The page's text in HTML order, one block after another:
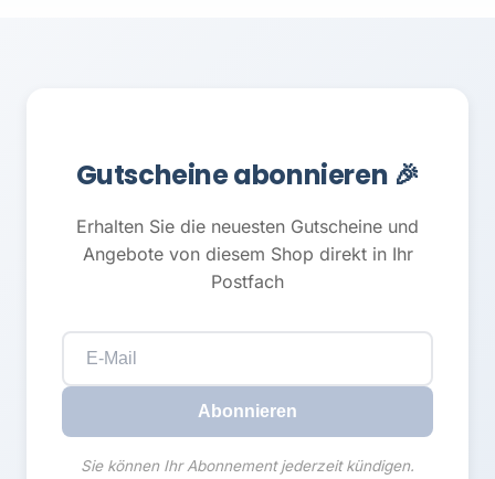
Gutscheine abonnieren 🎉
Erhalten Sie die neuesten Gutscheine und
Angebote von diesem Shop direkt in Ihr
Postfach
Abonnieren
Sie können Ihr Abonnement jederzeit kündigen.